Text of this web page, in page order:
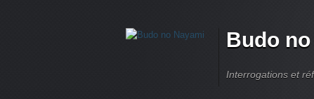
Budo
Interrogations et